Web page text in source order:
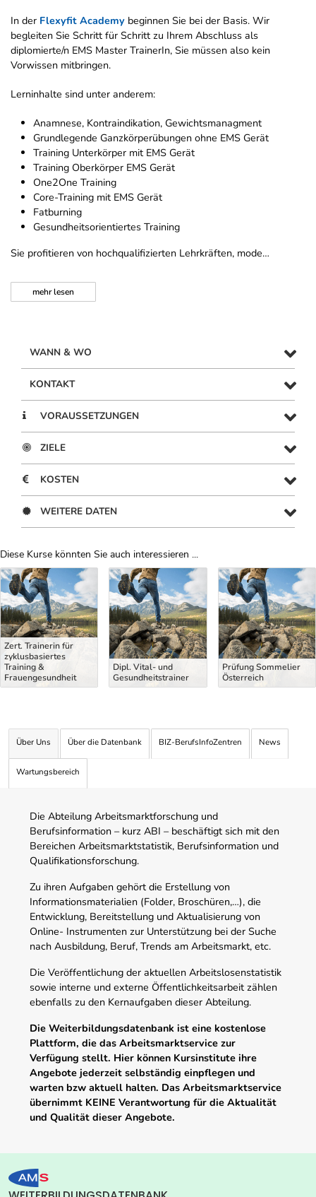
In der Flexyfit Academy beginnen Sie bei der Basis. Wir
begleiten Sie Schritt für Schritt zu Ihrem Abschluss als
diplomierte/n EMS Master TrainerIn, Sie müssen also kein
Vorwissen mitbringen.
Lerninhalte sind unter anderem:
Anamnese, Kontraindikation, Gewichtsmanagment
Grundlegende Ganzkörperübungen ohne EMS Gerät
Training Unterkörper mit EMS Gerät
Training Oberkörper EMS Gerät
One2One Training
Core-Training mit EMS Gerät
Fatburning
Gesundheitsorientiertes Training
Sie profitieren von hochqualifizierten Lehrkräften, mode…
mehrlesen
WANN & WO
KONTAKT
VORAUSSETZUNGEN
ZIELE
KOSTEN
WEITERE DATEN
Diese Kurse könnten Sie auch interessieren ...
Uber Weiterbildungsvorschläge
Zert. Trainerin für
zyklusbasiertes
Training &
Frauengesundheit
Dipl. Vital- und
Gesundheitstrainer
Prüfung Sommelier
Österreich
Über Uns Über die Datenbank BIZ-BerufsInfoZentren News
Wartungsbereich
Die Abteilung Arbeitsmarktforschung und
Berufsinformation – kurz ABI – beschäftigt sich mit den
Bereichen Arbeitsmarktstatistik, Berufsinformation und
Qualifikationsforschung.
Zu ihren Aufgaben gehört die Erstellung von
Informationsmaterialien (Folder, Broschüren,…), die
Entwicklung, Bereitstellung und Aktualisierung von
Online- Instrumenten zur Unterstützung bei der Suche
nach Ausbildung, Beruf, Trends am Arbeitsmarkt, etc.
Die Veröffentlichung der aktuellen Arbeitslosenstatistik
sowie interne und externe Öffentlichkeitsarbeit zählen
ebenfalls zu den Kernaufgaben dieser Abteilung.
Die Weiterbildungsdatenbank ist eine kostenlose
Plattform, die das Arbeitsmarktservice zur
Verfügung stellt. Hier können Kursinstitute ihre
Angebote jederzeit selbständig einpflegen und
warten bzw aktuell halten. Das Arbeitsmarktservice
übernimmt KEINE Verantwortung für die Aktualität
und Qualität dieser Angebote.